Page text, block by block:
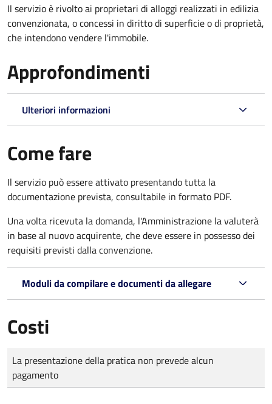
Il servizio è rivolto ai proprietari di alloggi realizzati in edilizia
convenzionata, o concessi in diritto di superficie o di proprietà,
che intendono vendere l'immobile.
Approfondimenti
Ulteriori informazioni
Come fare
Il servizio può essere attivato presentando tutta la
documentazione prevista, consultabile in formato PDF.
Una volta ricevuta la domanda, l'Amministrazione la valuterà
in base al nuovo acquirente, che deve essere in possesso dei
requisiti previsti dalla convenzione.
Moduli da compilare e documenti da allegare
Costi
Tipo di pagamento
Importo
La presentazione della pratica non prevede alcun
pagamento